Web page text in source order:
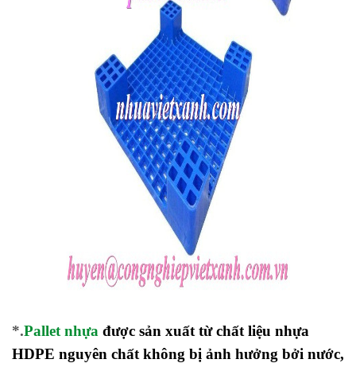
*.Pallet nhựa được sản xuất từ chất liệu nhựa
HDPE nguyên chất không bị ảnh hưởng bởi nước,